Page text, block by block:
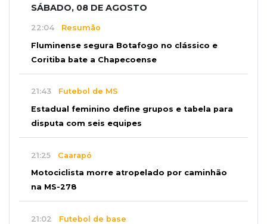
SÁBADO, 08 DE AGOSTO
22:04 Resumão
Fluminense segura Botafogo no clássico e
Coritiba bate a Chapecoense
21:43 Futebol de MS
Estadual feminino define grupos e tabela para
disputa com seis equipes
21:25 Caarapó
Motociclista morre atropelado por caminhão
na MS-278
21:02 Futebol de base